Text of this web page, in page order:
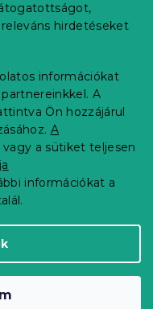
hirdetéseket
információkat
A
Ön hozzájárul
A
a sütiket teljesen
információkat a
. Minden jog
szerkesztése